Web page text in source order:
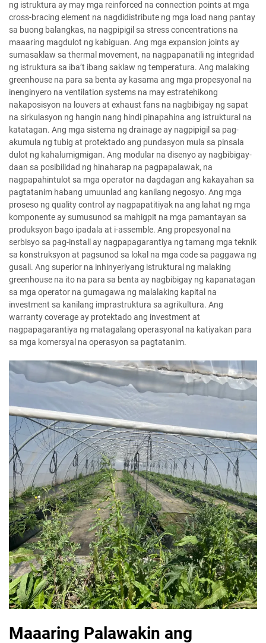
ng istruktura ay may mga reinforced na connection points at mga
cross-bracing element na nagdidistribute ng mga load nang pantay
sa buong balangkas, na nagpipigil sa stress concentrations na
maaaring magdulot ng kabiguan. Ang mga expansion joints ay
sumasaklaw sa thermal movement, na nagpapanatili ng integridad
ng istruktura sa iba’t ibang saklaw ng temperatura. Ang malaking
greenhouse na para sa benta ay kasama ang mga propesyonal na
inenginyero na ventilation systems na may estratehikong
nakaposisyon na louvers at exhaust fans na nagbibigay ng sapat
na sirkulasyon ng hangin nang hindi pinapahina ang istruktural na
katatagan. Ang mga sistema ng drainage ay nagpipigil sa pag-
akumula ng tubig at protektado ang pundasyon mula sa pinsala
dulot ng kahalumigmigan. Ang modular na disenyo ay nagbibigay-
daan sa posibilidad ng hinaharap na pagpapalawak, na
nagpapahintulot sa mga operator na dagdagan ang kakayahan sa
pagtatanim habang umuunlad ang kanilang negosyo. Ang mga
proseso ng quality control ay nagpapatitiyak na ang lahat ng mga
komponente ay sumusunod sa mahigpit na mga pamantayan sa
produksyon bago ipadala at i-assemble. Ang propesyonal na
serbisyo sa pag-install ay nagpapagarantiya ng tamang mga teknik
sa konstruksyon at pagsunod sa lokal na mga code sa paggawa ng
gusali. Ang superior na inhinyeriyang istruktural ng malaking
greenhouse na ito na para sa benta ay nagbibigay ng kapanatagan
sa mga operator na gumagawa ng malalaking kapital na
investment sa kanilang imprastruktura sa agrikultura. Ang
warranty coverage ay protektado ang investment at
nagpapagarantiya ng matagalang operasyonal na katiyakan para
sa mga komersyal na operasyon sa pagtatanim.
Maaaring Palawakin ang